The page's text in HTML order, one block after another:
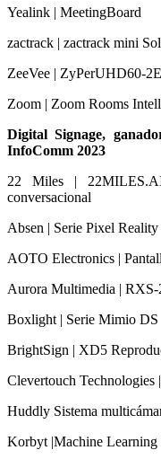
Yealink | MeetingBoard
zactrack | zactrack mini
ZeeVee | ZyPerUHD60-
Zoom | Zoom Rooms
Digital Signage,
InfoComm 2023
22 Miles |
conversacional
Absen | Serie Pixel Reality
AOTO Electronics |
Aurora Multimedia |
Boxlight | Serie Mimio DS
BrightSign | XD5
Clevertouch Technologies
Huddly Sistema
Korbyt |Machine Learning